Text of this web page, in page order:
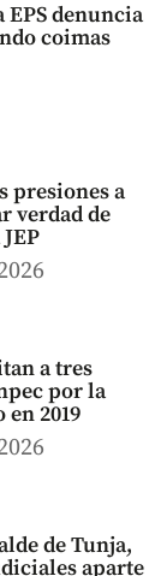
denuncia
coimas
presiones a
verdad de
a tres
por la
2019
de Tunja,
aparte